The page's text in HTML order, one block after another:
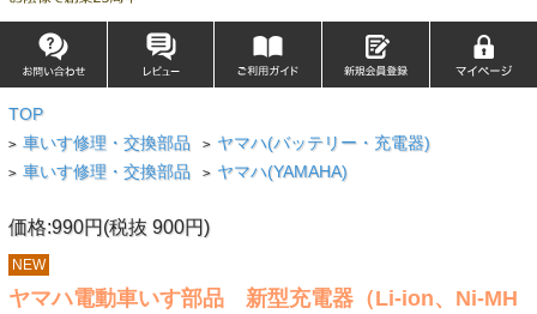
TOP
> 車いす修理・交換部品 > ヤマハ(バッテリー・充電器)
> 車いす修理・交換部品 > ヤマハ(YAMAHA)
価格:990円(税抜 900円)
NEW
ヤマハ電動車いす部品 新型充電器（Li-ion、Ni-MH